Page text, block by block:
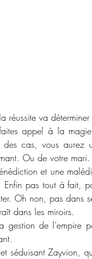
réussite va
appel à la
des cas, vous
Ou de votre mari.
et une
pas tout à fait,
Oh non, pas dans
dans les miroirs.
gestion de l’empire
séduisant Zayvion,